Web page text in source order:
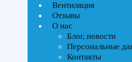
Вентиляция
Отзывы
О нас
Блог, новости
Персональные
Контакты
ВСЕ АКЦИИ(1)
Тип управления
Инверторное